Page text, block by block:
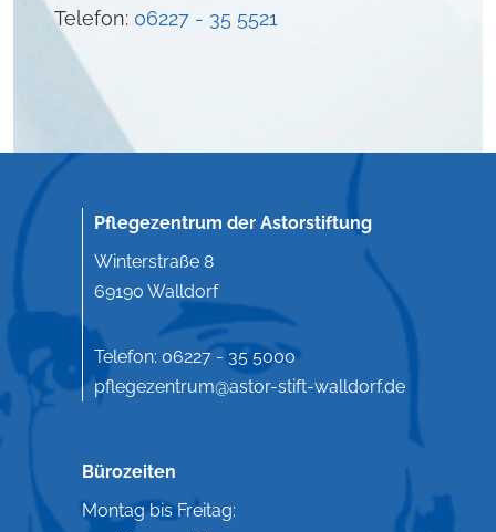
Telefon: 06227 - 35 5521
Pflegezentrum der Astorstiftung
Winterstraße 8
69190 Walldorf
Telefon: 06227 - 35 5000
pflegezentrum@astor-stift-walldorf.de
Bürozeiten
Montag bis Freitag: